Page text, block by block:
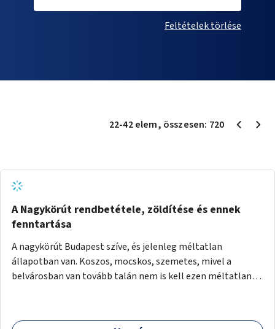
Feltételek törlése
22-42elem, összesen: 720
A Nagykörút rendbetétele, zöldítése és ennek
fenntartása
A nagykörút Budapest szíve, és jelenleg méltatlan
állapotban van. Koszos, mocskos, szemetes, mivel a
belvárosban van tovább talán nem is kell ezen méltatlan,
tisztán tartásával, és nagy szükség lenne megfelelő